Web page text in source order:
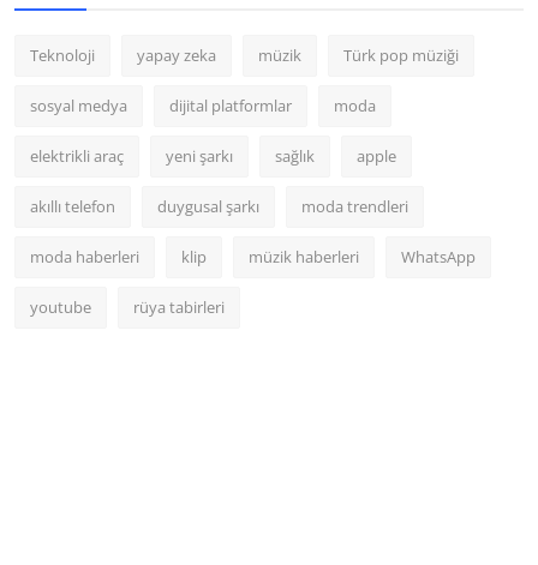
Teknoloji yapay zeka müzik Türk pop müziği
sosyal medya dijital platformlar moda
elektrikli araç yeni şarkı sağlık apple
akıllı telefon duygusal şarkı moda trendleri
moda haberleri klip müzik haberleri WhatsApp
youtube rüya tabirleri